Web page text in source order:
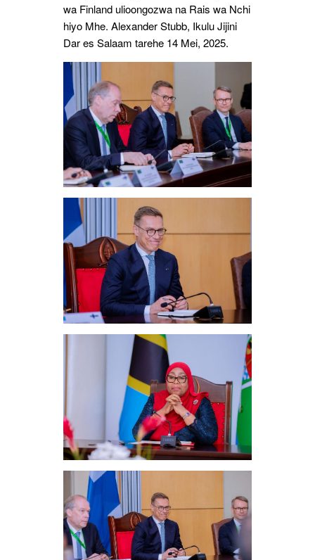
wa Finland ulioongozwa na Rais wa Nchi
hiyo Mhe. Alexander Stubb, Ikulu Jijini
Dar es Salaam tarehe 14 Mei, 2025.